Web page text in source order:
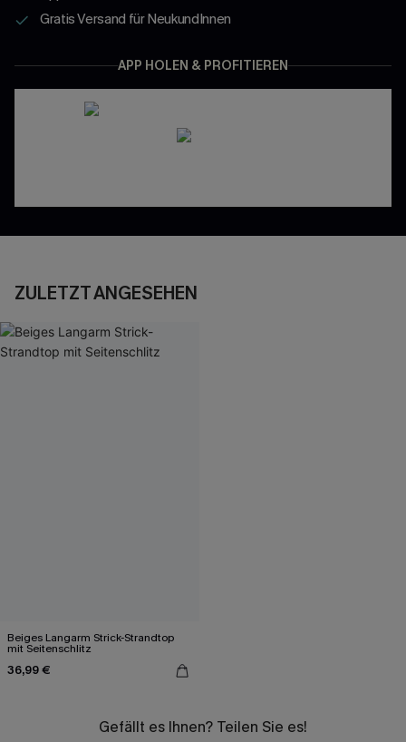
Gratis Versand für NeukundInnen
APP HOLEN & PROFITIEREN
ZULETZT ANGESEHEN
Beiges Langarm Strick-Strandtop
mit Seitenschlitz
36,99 €
Gefällt es Ihnen? Teilen Sie es!